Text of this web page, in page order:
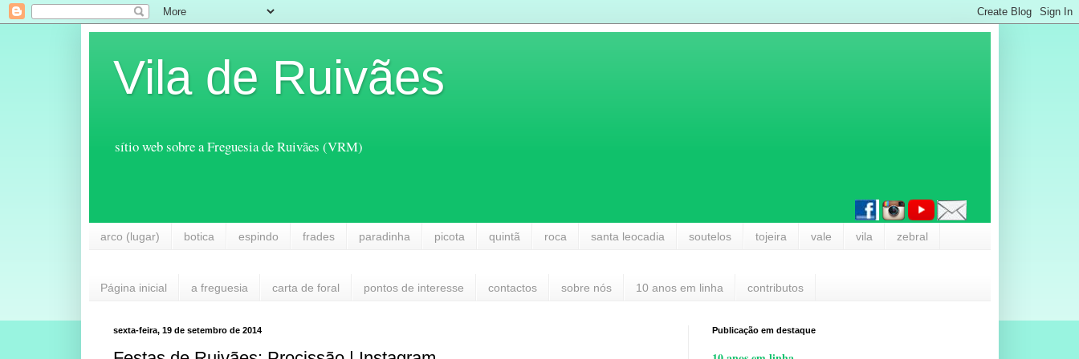
Vila de Ruivães
sítio web sobre a Freguesia de Ruivães (VRM)
arco (lugar) botica espindo frades paradinha picota quintã roca santa leocadia soutelos tojeira vale vila zebral
Página inicial a freguesia carta de foral pontos de interesse contactos sobre nós 10 anos em linha contributos
sexta-feira, 19 de setembro de 2014 Publicação em destaque